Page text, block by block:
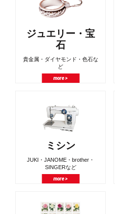
ジュエリー・宝
石
貴金属・ダイヤモンド・色石な
ど
more >
ミシン
JUKI・JANOME・brother・
SINGERなど
more >